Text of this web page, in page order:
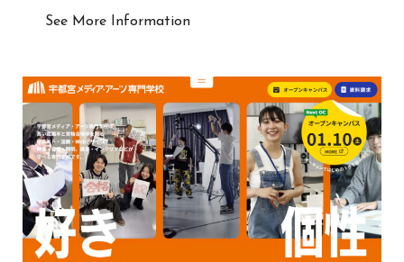
See More Information